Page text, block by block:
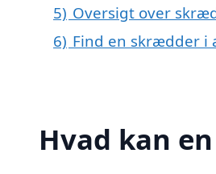
5) Oversigt over
6) Find en skrædder i
Hvad kan